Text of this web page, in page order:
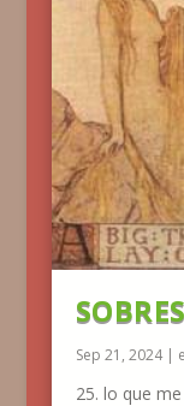
Sep 21, 2024|
25. lo que